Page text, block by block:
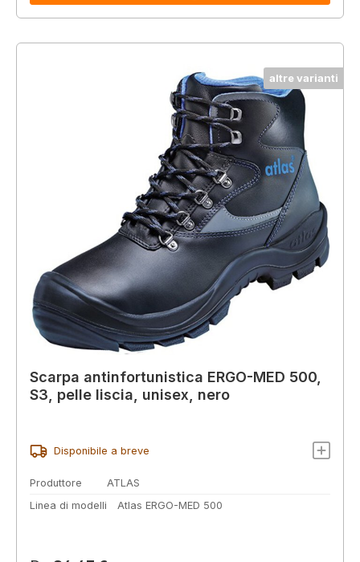
altre varianti
Scarpa antinfortunistica ERGO-MED 500,
S3, pelle liscia, unisex, nero
Disponibile a breve
Produttore
ATLAS
Linea di modelli
Atlas ERGO-MED 500